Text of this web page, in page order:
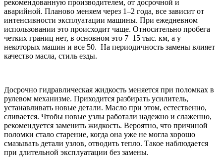
рекомендованную производителем, от досрочной и
аварийной. Планово меняем через 1–2 года, все зависит от
интенсивности эксплуатации машины. При ежедневном
использовании это происходит чаще. Относительно пробега
четких границ нет, в основном это 7–15 тыс. км, а у
некоторых машин и все 50. На периодичность замены влияет
качество масла, стиль езды.
Досрочно гидравлическая жидкость меняется при поломках в
рулевом механизме. Приходится разбирать усилитель,
устанавливать новые детали. Масло при этом, естественно,
сливается. Чтобы новые узлы работали надежно и слаженно,
рекомендуется заменить жидкость. Вероятно, что причиной
поломки стало старение, когда она уже не могла хорошо
смазывать детали узлов, отводить тепло. Такое наблюдается
при длительной эксплуатации без замены.